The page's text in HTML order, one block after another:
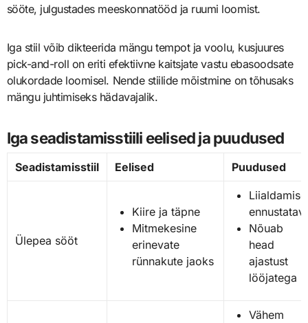
sööte, julgustades meeskonnatööd ja ruumi loomist.
Iga stiil võib dikteerida mängu tempot ja voolu, kusjuures
pick-and-roll on eriti efektiivne kaitsjate vastu ebasoodsate
olukordade loomisel. Nende stiilide mõistmine on tõhusaks
mängu juhtimiseks hädavajalik.
Iga seadistamisstiili eelised ja puudused
Seadistamisstiil Eelised Puudused
Ülepea sööt
Kiire ja täpne
Mitmekesine
erinevate
rünnakute jaoks
ennustatav
Nõuab
head
ajastust
lööjatega
Vähem